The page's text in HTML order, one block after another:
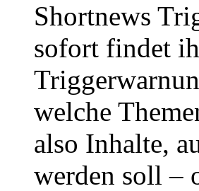
Shortnews
sofort findet
welche
also Inhalte,
werden soll –